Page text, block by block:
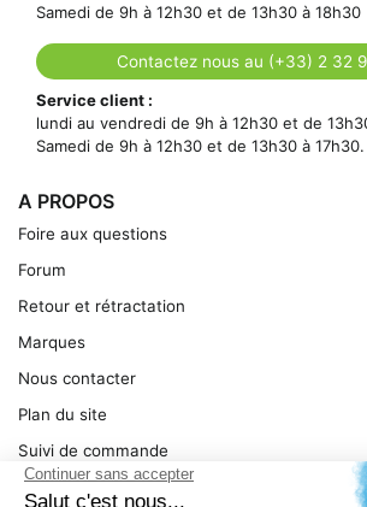
Samedi de 9h à 12h30 et de 13h30 à 18h30
Contactez nous au (+33) 2 32
Service client :
lundi au vendredi de 9h à 12h30 et de
Samedi de 9h à 12h30 et de 13h30 à 17h30.
A PROPOS
Foire aux questions
Forum
Retour et rétractation
Marques
Nous contacter
Plan du site
Suivi de commande
Ma facture